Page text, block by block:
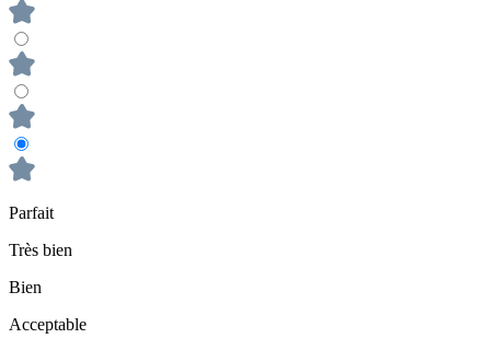
Parfait
Très bien
Bien
Acceptable